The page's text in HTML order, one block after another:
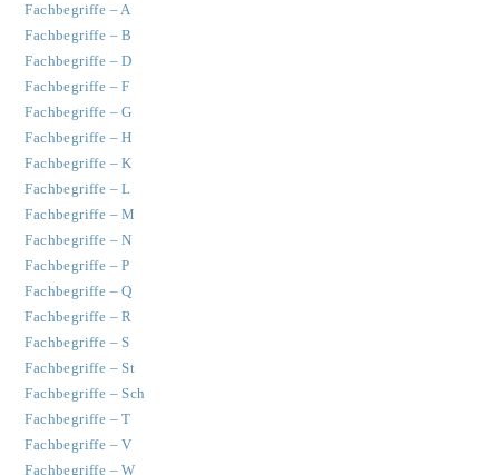
Fachbegriffe – A
Fachbegriffe – B
Fachbegriffe – D
Fachbegriffe – F
Fachbegriffe – G
Fachbegriffe – H
Fachbegriffe – K
Fachbegriffe – L
Fachbegriffe – M
Fachbegriffe – N
Fachbegriffe – P
Fachbegriffe – Q
Fachbegriffe – R
Fachbegriffe – S
Fachbegriffe – St
Fachbegriffe – Sch
Fachbegriffe – T
Fachbegriffe – V
Fachbegriffe – W